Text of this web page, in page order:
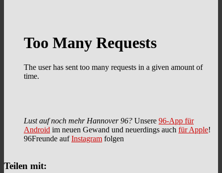
Lust auf noch mehr Hannover 96? Unsere 96-App für
Android im neuen Gewand und neuerdings auch für Apple!
96Freunde aufInstagram folgen
Teilen mit: